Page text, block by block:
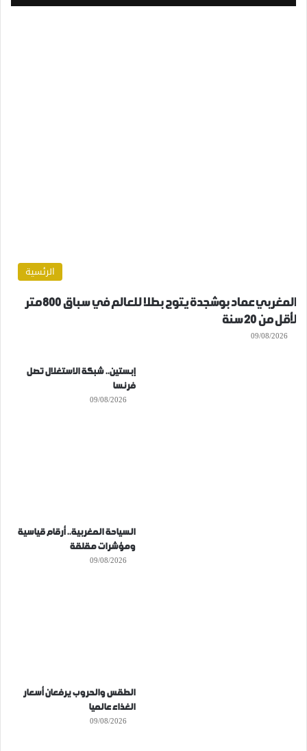
الرئسية
المغربي عماد بوشجدة يتوج بطلا للعالم في سباق 800 متر
لأقل من 20 سنة
09/08/2026
إبستين.. شبكة الاستغلال تصل
فرنسا
09/08/2026
السياحة المغربية.. أرقام قياسية
ومؤشرات مقلقة
09/08/2026
الطقس والحروب يرفعان أسعار
الغذاء عالميا
09/08/2026